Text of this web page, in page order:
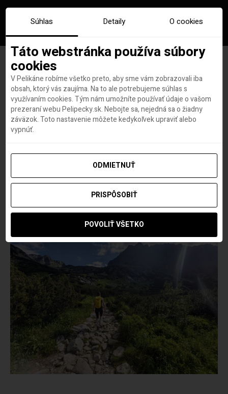
Pre športovcov, milovníkov
hôr aj rekreantov. Takto
vyzerá pobyt v hoteli FIS +
Mirka Grajciarova 17. SEPTEMBRA 2020
Súhlas Detaily O cookies
Táto webstránka používa súbory
cookies
V Pelikáne robíme všetko preto, aby sme vám zobrazovali iba
obsah, ktorý vás zaujíma. Na to ale potrebujeme súhlas s
využívaním cookies. Tým nám umožníte používať údaje o vašom
prezeraní webu Pelipecky.sk. Nebojte sa, nejedná sa o žiadny
záväzok. Toto nastavenie môžete kedykoľvek upraviť alebo
vypnúť.
ODMIETNUŤ
PRISPÔSOBIŤ
POVOLIŤ VŠETKO